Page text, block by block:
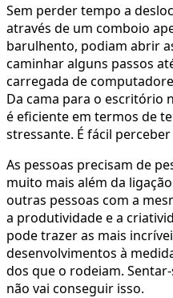
Sem perder tempo a
através de um comboio
barulhento, podiam abrir
caminhar alguns passos
carregada de
Da cama para o escritório
é eficiente em termos de
stressante. É fácil
As pessoas precisam de
muito mais além da
outras pessoas com a
a produtividade e a
pode trazer as mais
desenvolvimentos à
dos que o rodeiam.
não vai conseguir isso.